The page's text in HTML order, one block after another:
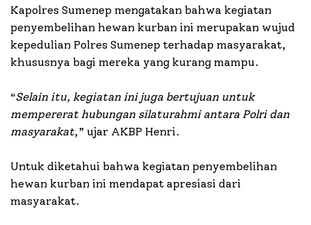
Kapolres Sumenep mengatakan bahwa kegiatan
penyembelihan hewan kurban ini merupakan wujud
kepedulian Polres Sumenep terhadap masyarakat,
khususnya bagi mereka yang kurang mampu.
“Selain itu, kegiatan ini juga bertujuan untuk
mempererat hubungan silaturahmi antara Polri dan
masyarakat,” ujar AKBP Henri.
Untuk diketahui bahwa kegiatan penyembelihan
hewan kurban ini mendapat apresiasi dari
masyarakat.